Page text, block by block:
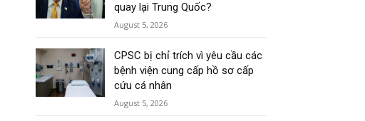
quay lại Trung Quốc?
August 5, 2026
CPSC bị chỉ trích vì yêu cầu các
bệnh viện cung cấp hồ sơ cấp
cứu cá nhân
August 5, 2026